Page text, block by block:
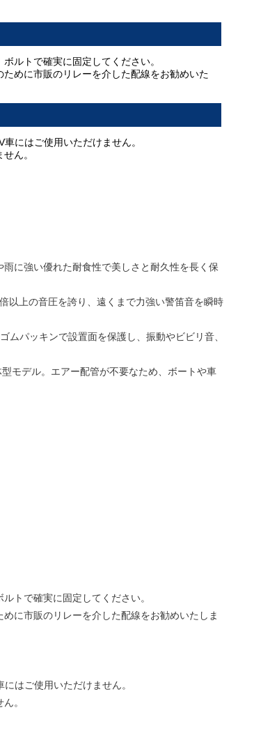
ルトで確実に固定してください。
めに市販のリレーを介した配線をお勧めいた
にはご使用いただけません。
ん。
に強い優れた耐食性で美しさと耐久性を長く保
以上の音圧を誇り、遠くまで力強い警笛音を瞬時
ムパッキンで設置面を保護し、振動やビビリ音、
モデル。エアー配管が不要なため、ボートや車
トで確実に固定してください。
に市販のリレーを介した配線をお勧めいたしま
はご使用いただけません。
。